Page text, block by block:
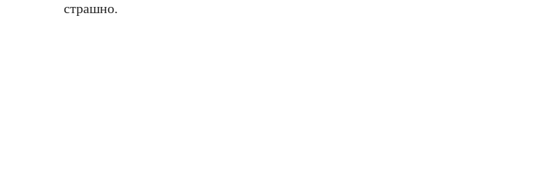
страшно.